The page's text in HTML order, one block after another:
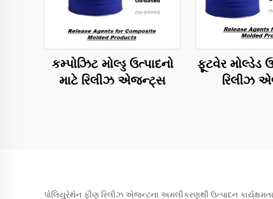
કમ્પોઝિટ મોલ્ડ્ડ ઉત્પાદનો
માટે રિલીઝ એજન્ટ્સ
ફૂટવેર મોલ્ડેડ
રિલીઝ
પોલિયુરેથેન ફીણ રિલીઝ એજન્ટના અમલીકરણથી ઉત્પાદન